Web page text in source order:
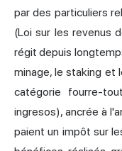
par des particuliers
(Loi sur les revenus
régit depuis
minage, le staking et
catégorie fourre-
ingresos), ancrée à
paient un impôt sur